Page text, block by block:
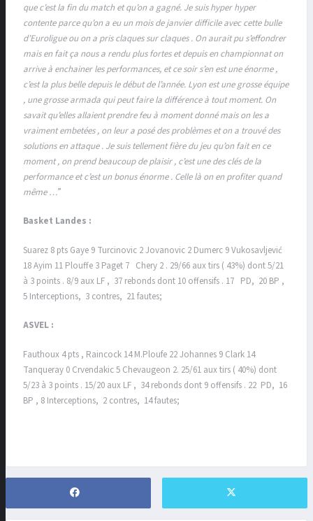
que c’est la fin du match et qu’on a gagné. Je suis hyper hyper
contente parce qu’on a eu un mois de janvier difficile avec cette bulle
d’Euroligue ou on a pris claques sur claques . On aurait pu s’effondrer
mais en fait ça nous a rendu plus fortes et depuis en championnat on
arrive à enchainer les performances, et ce soir s’en est une énorme ,
c’est la plus belle depuis le début de l’année. Lyon est une grosse équipe
, une grosse armada qui peut faire la différence à tout moment. On
savait qu’elles allaient prendre feu à moment donné mais on les a
vraiment embetées , on leur a posé des problèmes et on a trouvé des
solutions en attaque . Je suis tellement fière du jeu qu’on fait en ce
moment , on prend beaucoup de plaisir , c’est une des clés de la
performance et c’est un bonus énorme . Celle là on en profiter quand
même …”
Basket Landes :
Suarez 8 pts Gaye 9 Turcinovic 2 Jovanovic 2 Dumerc 9 Vukosavljević
18 Ayim 11 Plouffe 3 Paget 7 Chery 2 . 29/66 aux tirs ( 43%) dont 5/21
à 3 points . 8/9 aux LF , 37 rebonds dont 10 offensifs . 17 PD, 20 BP ,
5 Interceptions, 3 contres, 21 fautes;
ASVEL :
Fauthoux 4 pts , Raincock 14 M.Ploufe 22 Johannes 9 Clark 14
Tanqueray 0 Crvendakic 5 Chevaugeon 2. 25/61 aux tirs ( 40%) dont
5/23 à 3 points . 15/20 aux LF , 34 rebonds dont 9 offensifs . 22 PD, 16
BP , 8 Interceptions, 2 contres, 14 fautes;